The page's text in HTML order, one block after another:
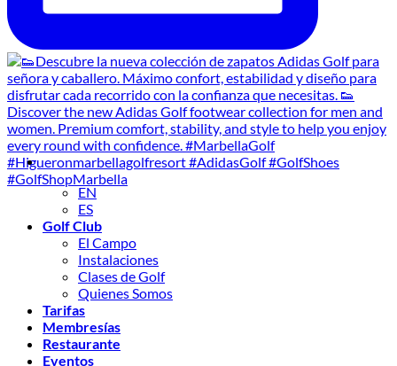
EN
ES
Golf Club
El Campo
Instalaciones
Clases de Golf
Quienes Somos
Tarifas
Membresías
Restaurante
Eventos